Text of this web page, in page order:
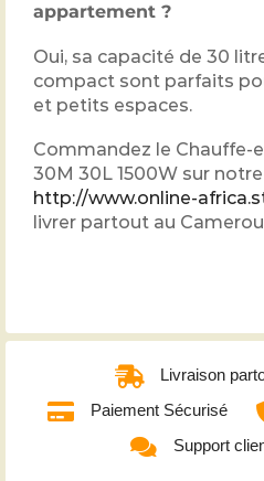
appartement ?
Oui, sa capacité de 30
compact sont parfaits
et petits espaces.
Commandez le Chauffe-
30M 30L 1500W sur
http://www.online-
livrer partout au
Livraison
Paiement Sécurisé
Support